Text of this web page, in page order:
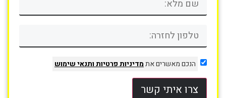
הנכם מאשרים אתמדיניות פרטיותותנאי שימוש
צרו איתי קשר